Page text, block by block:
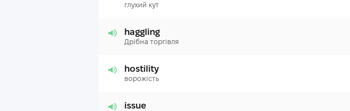
глухий кут
haggling
Дрібна торгівля
hostility
ворожість
issue